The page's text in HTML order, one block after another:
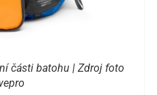
části batohu | Zdroj foto